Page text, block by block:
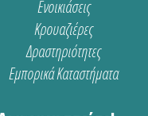
Ενοικιάσεις
Κρουαζιέρες
Δραστηριότητες
Εμπορικά Καταστήματα